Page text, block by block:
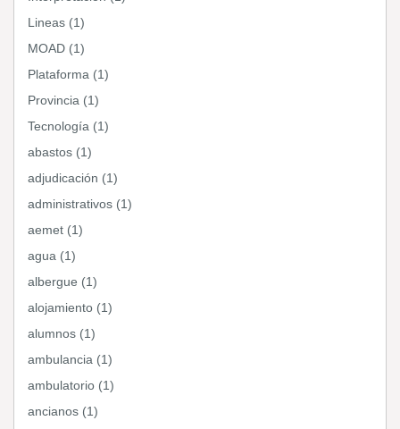
Lineas (1)
MOAD (1)
Plataforma (1)
Provincia (1)
Tecnología (1)
abastos (1)
adjudicación (1)
administrativos (1)
aemet (1)
agua (1)
albergue (1)
alojamiento (1)
alumnos (1)
ambulancia (1)
ambulatorio (1)
ancianos (1)